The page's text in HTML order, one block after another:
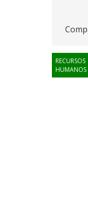
RECURSOS
HUMANOS